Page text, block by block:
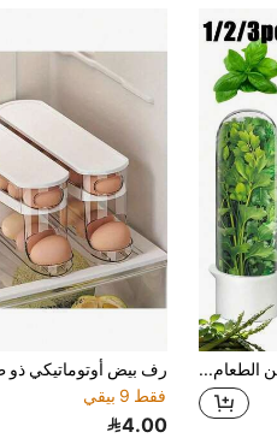
1 قطعة صندوق تخزين الطعام الشفاف، زجاجة حفظ الخضروات الطازجة، زجاجة حفظ الأدوية العشبية، زجاجة تخزين الأعشاب، أدوات المطبخ المنزلية
فقط 9 بيقي
4.00